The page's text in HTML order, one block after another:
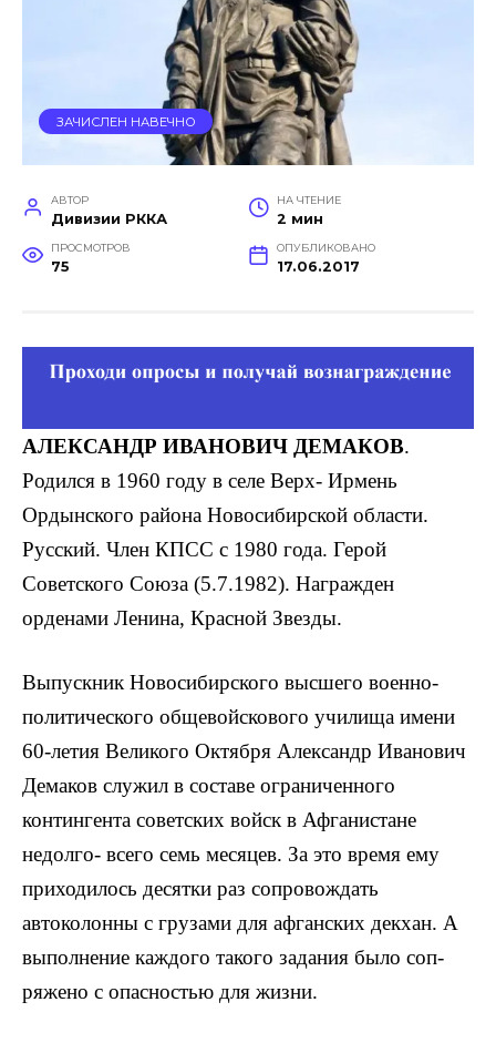
ЗАЧИСЛЕН НАВЕЧНО
АВТОР
Дивизии РККА
НА ЧТЕНИЕ
2 мин
ПРОСМОТРОВ
75
ОПУБЛИКОВАНО
17.06.2017
АЛЕКСАНДР ИВАНОВИЧ ДЕМАКОВ.
Родился в 1960 году в селе Верх- Ирмень
Ордынского района Новосибирской области.
Русский. Член КПСС с 1980 года. Герой
Советского Союза (5.7.1982). Награжден
орденами Ленина, Красной Звезды.
Выпускник Новосибирского высшего военно-
политического общевойскового училища имени
60-летия Великого Октября Александр Иванович
Демаков служил в составе ограниченного
контингента советских войск в Афганистане
недолго- всего семь месяцев. За это время ему
приходилось десятки раз сопровождать
автоколонны с грузами для афганских декхан. А
выполнение каждого такого задания было соп­
ряжено с опасностью для жизни.